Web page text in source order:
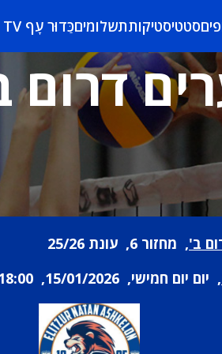
סטטיסטיקותתשלומיםכַּדוּר עָף TV
דרום
ב', מחזור 6, עונת 25/26
, יום יום חמישי, 15/01/2026, 18:00